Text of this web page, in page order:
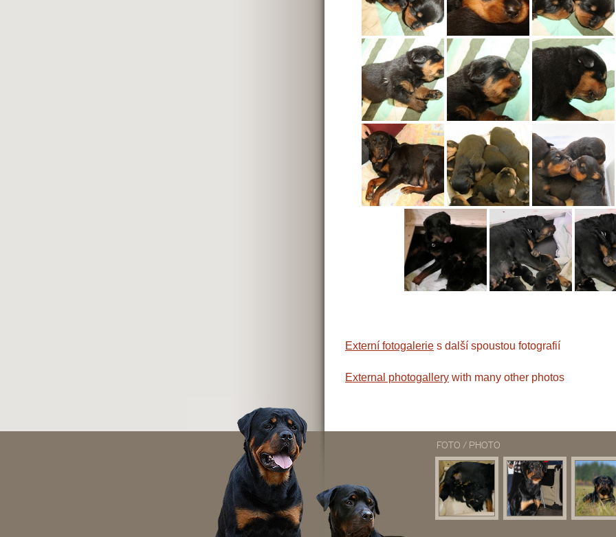
Externí fotogalerie s další spoustou fotografií
External photogallery with many other photos
FOTO / PHOTO